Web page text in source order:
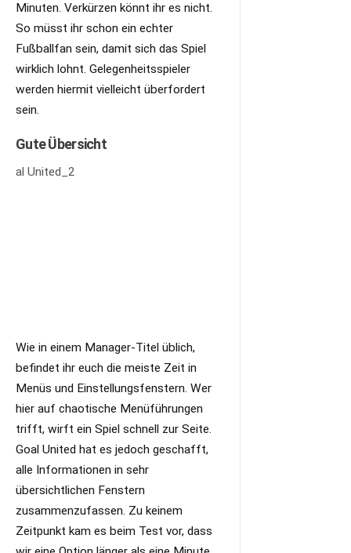
Minuten. Verkürzen könnt ihr es nicht.
So müsst ihr schon ein echter
Fußballfan sein, damit sich das Spiel
wirklich lohnt. Gelegenheitsspieler
werden hiermit vielleicht überfordert
sein.
Gute Übersicht
Wie in einem Manager-Titel üblich,
befindet ihr euch die meiste Zeit in
Menüs und Einstellungsfenstern. Wer
hier auf chaotische Menüführungen
trifft, wirft ein Spiel schnell zur Seite.
Goal United hat es jedoch geschafft,
alle Informationen in sehr
übersichtlichen Fenstern
zusammenzufassen. Zu keinem
Zeitpunkt kam es beim Test vor, dass